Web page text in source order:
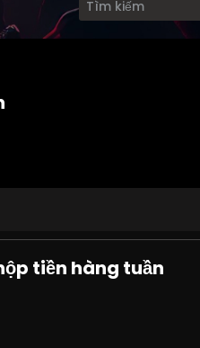
tiền hàng tuần